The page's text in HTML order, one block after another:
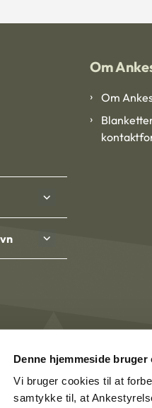
Denne hjemmeside bruger
Vi bruger cookies til at
samtykke til, at
Om
Om